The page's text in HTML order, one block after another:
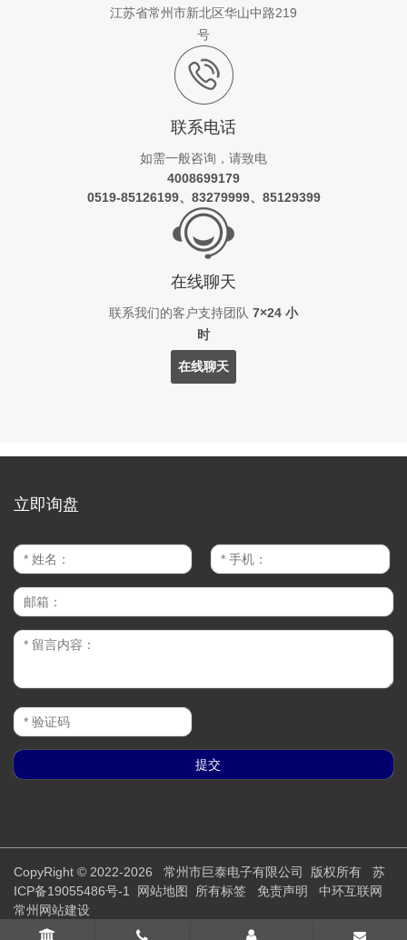
江苏省常州市新北区华山中路219
号
联系电话
如需一般咨询，请致电
4008699179
0519-85126199、83279999、85129399
在线聊天
联系我们的客户支持团队 7×24 小
时
在线聊天
立即询盘
CopyRight © 2022-2026 常州市巨泰电子有限公司 版权所有 苏
ICP备19055486号-1
网站地图 所有标签 免责声明
中环互联网
常州网站建设